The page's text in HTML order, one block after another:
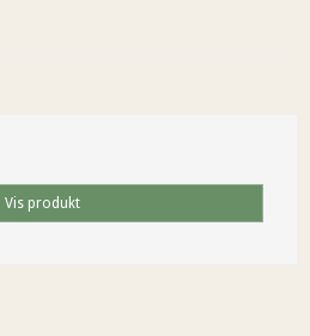
Vis produkt